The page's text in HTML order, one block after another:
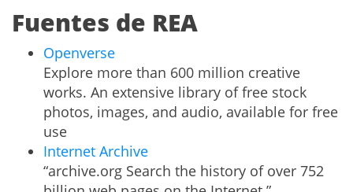
Fuentes de REA
Openverse
Explore more than 600 million creative
works. An extensive library of free stock
photos, images, and audio, available for free
use
Internet Archive
“archive.org Search the history of over 752